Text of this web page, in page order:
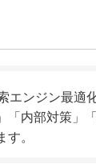
エンジン最適
「内部対策
す。